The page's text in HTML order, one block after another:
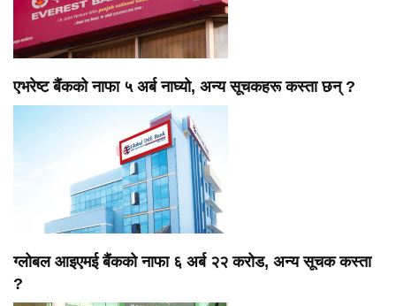
एभरेष्ट बैंकको नाफा ५ अर्ब नाघ्यो, अन्य सूचकहरू कस्ता छन् ?
ग्लोबल आइएमई बैंकको नाफा ६ अर्ब २२ करोड, अन्य सूचक कस्ता
?